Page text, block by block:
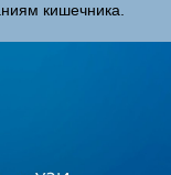
кишечника.